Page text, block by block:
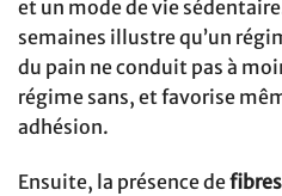
et un mode de vie
semaines illustre qu’un
du pain ne conduit pas à
régime sans, et favorise
adhésion.
Ensuite, la présence de